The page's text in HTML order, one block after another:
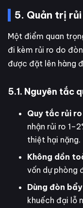
5. Quản trị
Một điểm quan
đi kèm rủi ro do
được đặt lên hàng
5.1. Nguyên tắc
Quy tắc rủi ro
nhận rủi ro
thiệt hại nặng.
Không dồn
vốn dự phòng
Dùng đòn
khuếch đại lỗ